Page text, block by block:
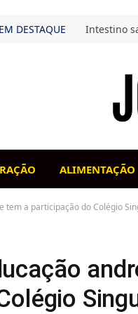
EM DESTAQUE
ALIMENTAÇÃO
tem a participação do Colégio